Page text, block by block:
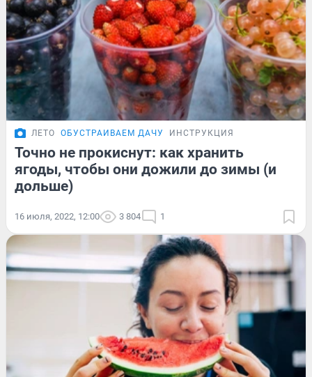
ЛЕТО ОБУСТРАИВАЕМ ДАЧУ ИНСТРУКЦИЯ
Точно не прокиснут: как хранить
ягоды, чтобы они дожили до зимы (и
дольше)
16 июля, 2022, 12:00 3 804 1